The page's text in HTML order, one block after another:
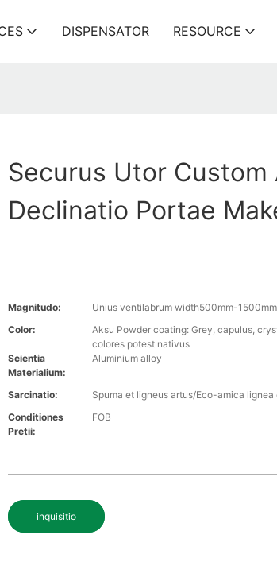
DISPENSATOR RESOURCE
Securus Utor Custom
Declinatio Portae
Magnitudo:
Unius ventilabrum width500mm-
Color:
Aksu Powder coating: Grey, capulus,
colores potest nativus
Scientia
Materialium:
Aluminium alloy
Sarcinatio:
Spuma et ligneus artus/Eco-amica lignea
Conditiones
Pretii:
FOB
inquisitio